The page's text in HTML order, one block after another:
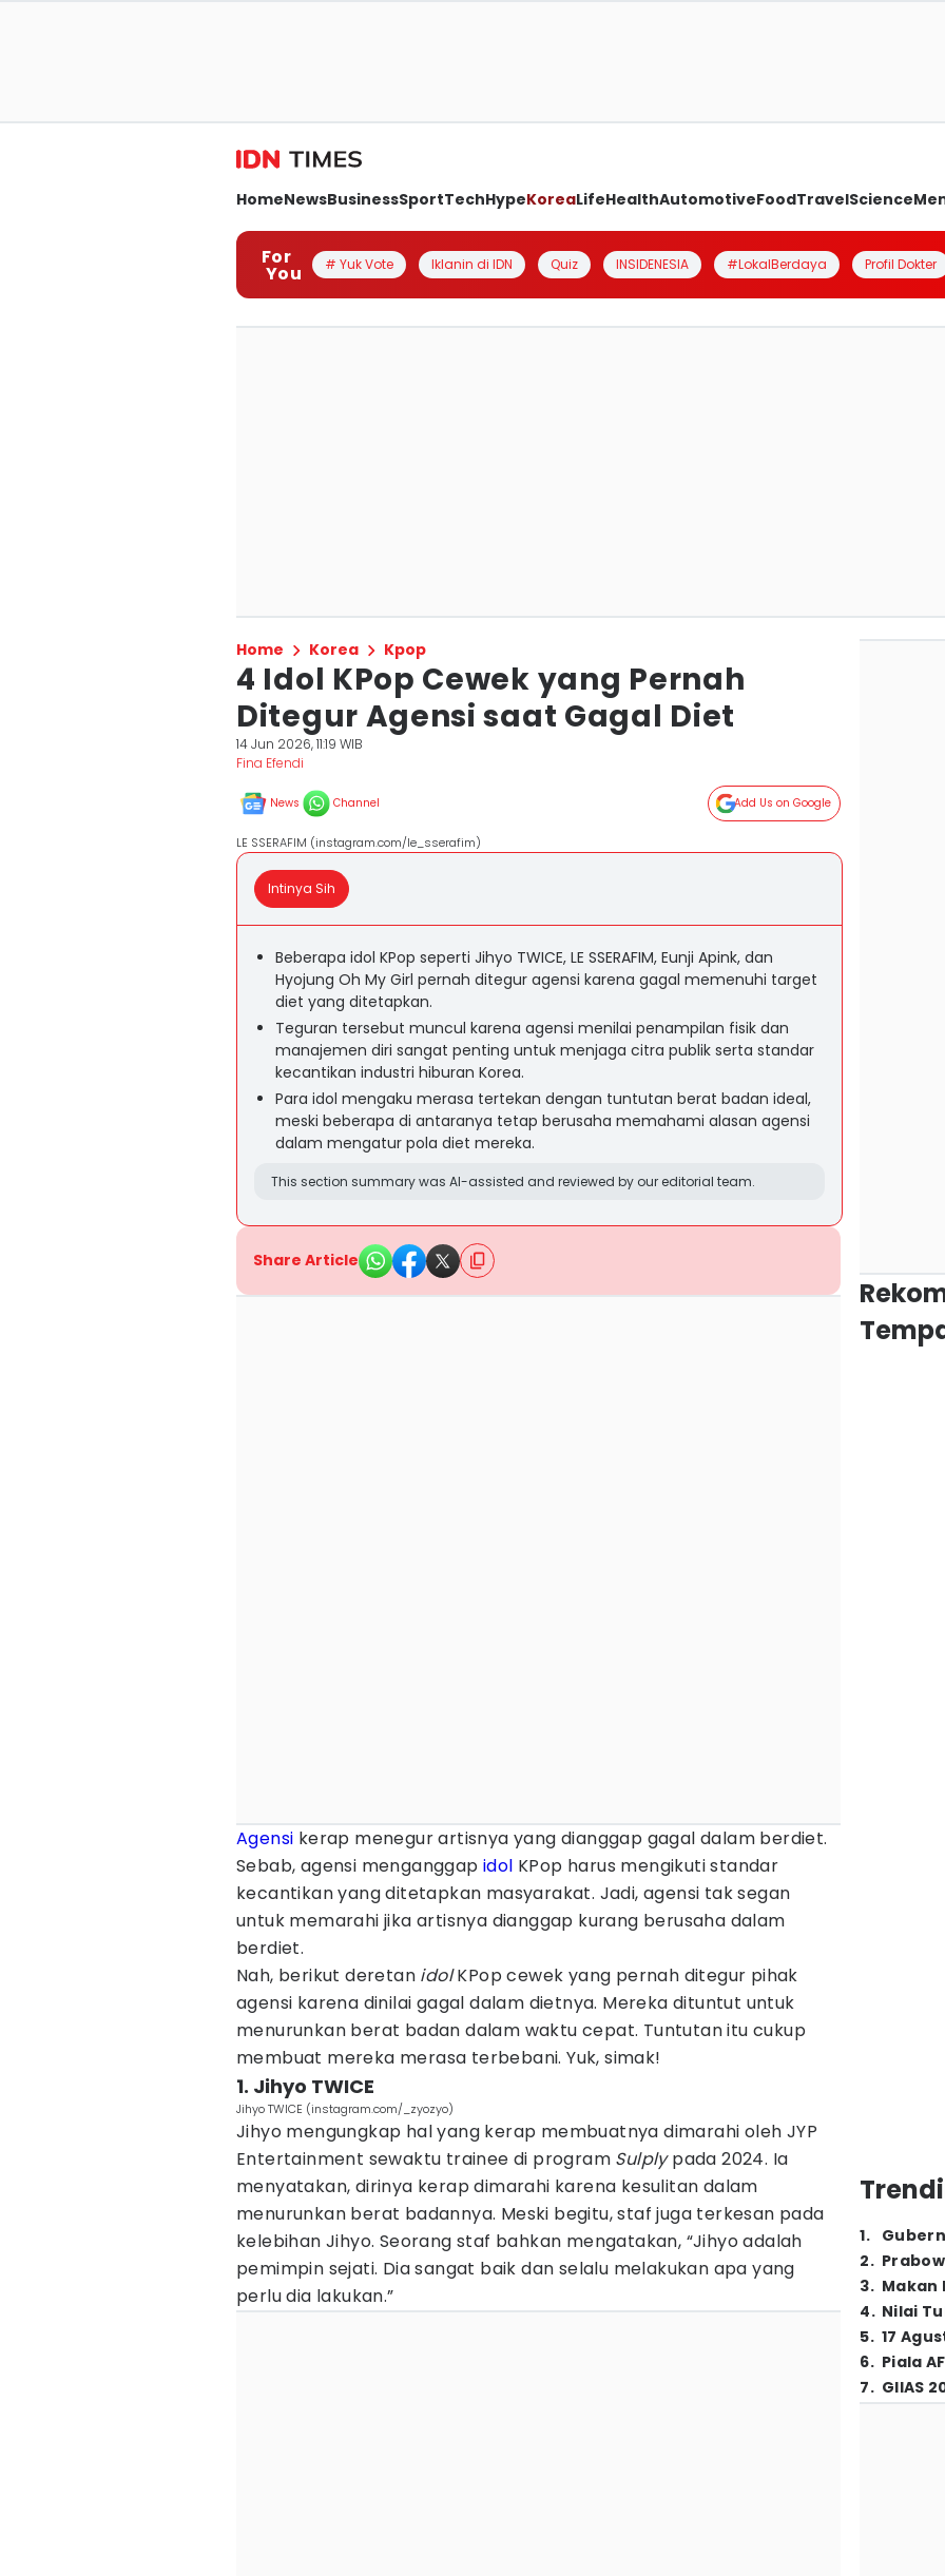
HomeNewsBusinessSportTechHypeKoreaLifeHealthAutomotiveFoodTravelScience
For
You # Yuk Vote Iklanin di IDN Quiz INSIDENESIA #LokalBerdaya Profil Dokter
Home Korea Kpop
4 Idol KPop Cewek yang Pernah
Ditegur Agensi saat Gagal Diet
14 Jun 2026, 11:19 WIB
Fina Efendi
News Channel Add Us on Google
LE SSERAFIM (instagram.com/le_sserafim)
Intinya Sih
Beberapa idol KPop seperti Jihyo TWICE, LE SSERAFIM, Eunji Apink, dan
Hyojung Oh My Girl pernah ditegur agensi karena gagal memenuhi target
diet yang ditetapkan.
Teguran tersebut muncul karena agensi menilai penampilan fisik dan
manajemen diri sangat penting untuk menjaga citra publik serta standar
kecantikan industri hiburan Korea.
Para idol mengaku merasa tertekan dengan tuntutan berat badan ideal,
meski beberapa di antaranya tetap berusaha memahami alasan agensi
dalam mengatur pola diet mereka.
This section summary was AI-assisted and reviewed by our editorial team.
Share Article
Agensi kerap menegur artisnya yang dianggap gagal dalam berdiet.
Sebab, agensi menganggap idol KPop harus mengikuti standar
kecantikan yang ditetapkan masyarakat. Jadi, agensi tak segan
untuk memarahi jika artisnya dianggap kurang berusaha dalam
berdiet.
Nah, berikut deretan idolKPop cewek yang pernah ditegur pihak
agensi karena dinilai gagal dalam dietnya. Mereka dituntut untuk
menurunkan berat badan dalam waktu cepat. Tuntutan itu cukup
membuat mereka merasa terbebani. Yuk, simak!
1. Jihyo TWICE
Jihyo TWICE (instagram.com/_zyozyo)
Jihyo mengungkap hal yang kerap membuatnya dimarahi oleh JYP
Entertainment sewaktu trainee di program Sulplypada 2024. Ia
menyatakan, dirinya kerap dimarahi karena kesulitan dalam
menurunkan berat badannya. Meski begitu, staf juga terkesan pada
kelebihan Jihyo. Seorang staf bahkan mengatakan, “Jihyo adalah
pemimpin sejati. Dia sangat baik dan selalu melakukan apa yang
perlu dia lakukan.”
1.
2.
3. Makan
4. Nilai
5. 17
6. Piala
7. GIIAS